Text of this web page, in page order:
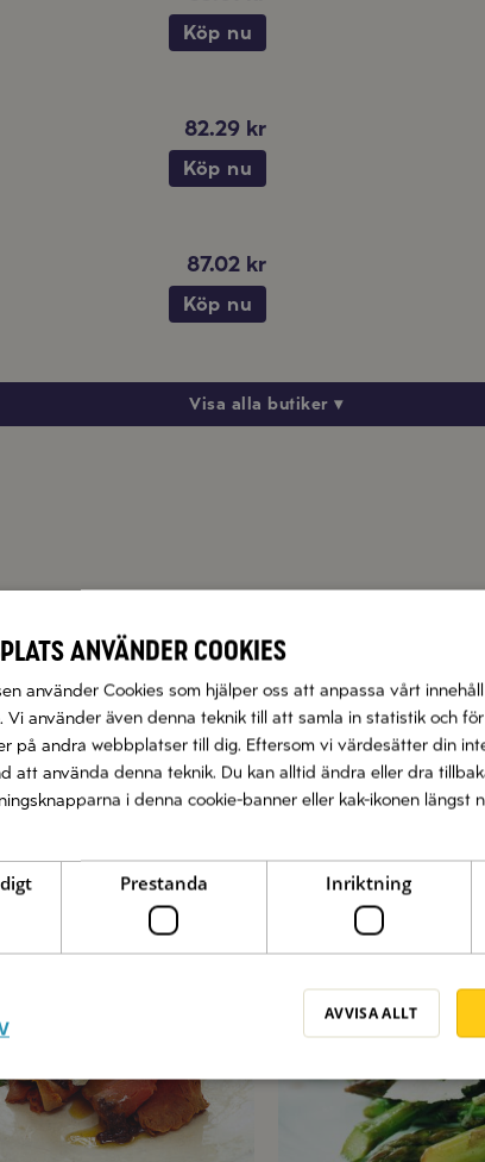
Köp nu
82.29 kr
Köp nu
87.02 kr
Köp nu
Visa alla butiker ▾
Grana Padano Flarn
Köp produkt Köp
använder cookies
använder Cookies som hjälper oss att anpassa vårt
Vi använder även denna teknik till att samla in statistik och
på andra webbplatser till dig. Eftersom vi värdesätter din
att använda denna teknik. Du kan alltid ändra eller dra
i denna cookie-banner eller kak-ikonen längst
Prestanda Inriktning
AVVISA ALLT